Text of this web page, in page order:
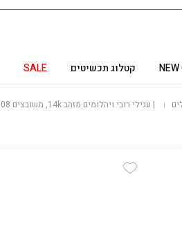
קטלוג תכשיטים SALE
| עגילי רובי ויהלומים מזהב 14k, משובצים 0.08 קראט יהלומים, נסגר באוזן בסגירה אנגלית חזקה ובטיחותית, דגם ED2526